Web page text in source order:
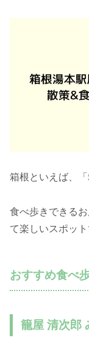
箱根といえば、「
食べ歩きできる
て楽しいスポット
おすすめ食べ
籠屋 清次郎